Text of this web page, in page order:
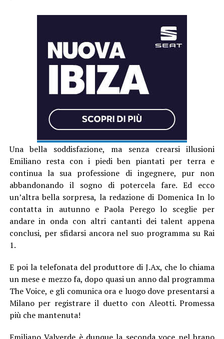
Una bella soddisfazione, ma senza crearsi illusioni
Emiliano resta con i piedi ben piantati per terra e
continua la sua professione di ingegnere, pur non
abbandonando il sogno di potercela fare. Ed ecco
un’altra bella sorpresa, la redazione di Domenica In lo
contatta in autunno e Paola Perego lo sceglie per
andare in onda con altri cantanti dei talent appena
conclusi, per sfidarsi ancora nel suo programma su Rai
1.
E poi la telefonata del produttore di J.Ax, che lo chiama
un mese e mezzo fa, dopo quasi un anno dal programma
The Voice, e gli comunica ora e luogo dove presentarsi a
Milano per registrare il duetto con Aleotti. Promessa
più che mantenuta!